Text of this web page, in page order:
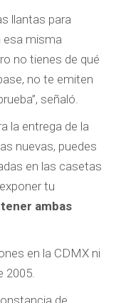
llantas para
esa misma
no tienes de qué
no te emiten
señaló.
la entrega de la
nuevas, puedes
en las casetas
tu
ambas
en la CDMX ni
2005.
de